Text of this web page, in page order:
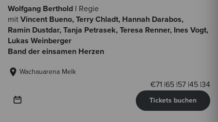
Wolfgang Berthold I Regie
mit Vincent Bueno, Terry Chladt, Hannah Darabos,
Ramin Dustdar, Tanja Petrasek, Teresa Renner, Ines Vogt,
Lukas Weinberger
Band der einsamen Herzen
Wachauarena Melk
Tickets buchen
€71 |65 |57 |45 |34